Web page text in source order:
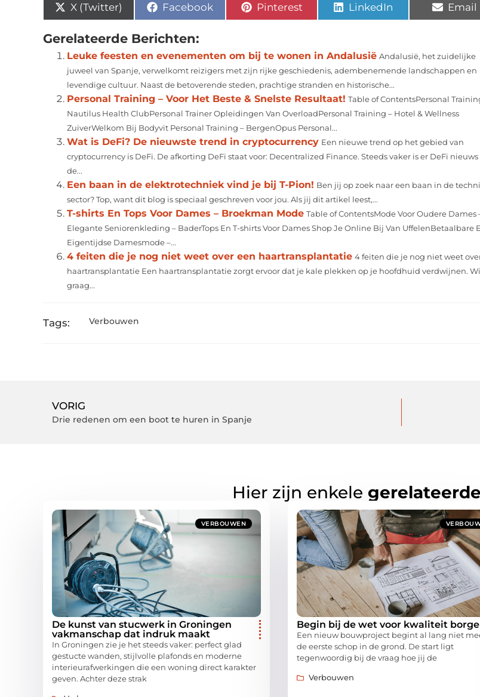
X (Twitter) Facebook Pinterest LinkedIn Email
Gerelateerde Berichten:
Leuke feesten en evenementen om bij te wonen in Andalusië Andalusië, het zuidelijke
juweel van Spanje, verwelkomt reizigers met zijn rijke geschiedenis, adembenemende landschappen en
levendige cultuur. Naast de betoverende steden, prachtige stranden en historische...
Personal Training – Voor Het Beste & Snelste Resultaat! Table of ContentsPersonal
Nautilus Health ClubPersonal Trainer Opleidingen Van OverloadPersonal Training – Hotel & Wellness
ZuiverWelkom Bij Bodyvit Personal Training – BergenOpus Personal...
Wat is DeFi? De nieuwste trend in cryptocurrency Een nieuwe trend op het gebied van
cryptocurrency is DeFi. De afkorting DeFi staat voor: Decentralized Finance. Steeds vaker is er DeFi nieuws
de...
Een baan in de elektrotechniek vind je bij T-Pion! Ben jij op zoek naar een baan in de
sector? Top, want dit blog is speciaal geschreven voor jou. Als jij dit artikel leest,...
T-shirts En Tops Voor Dames – Broekman Mode Table of ContentsMode Voor Oudere Dames
Elegante Seniorenkleding – BaderTops En T-shirts Voor Dames Shop Je Online Bij Van UffelenBetaalbare
Eigentijdse Damesmode –...
4 feiten die je nog niet weet over een haartransplantatie 4 feiten die je nog niet weet
haartransplantatie Een haartransplantatie zorgt ervoor dat je kale plekken op je hoofdhuid verdwijnen.
graag...
Tags: Verbouwen
VORIG
Drie redenen om een boot te huren in Spanje
Hier zijn enkele
VERBOUWEN
De kunst van stucwerk in Groningen
vakmanschap dat indruk maakt
In Groningen zie je het steeds vaker: perfect glad
gestucte wanden, stijlvolle plafonds en moderne
interieurafwerkingen die een woning direct karakter
geven. Achter deze strak
Begin bij de wet voor kwaliteit
Een nieuw bouwproject begint al lang niet
de eerste schop in de grond. De start ligt
tegenwoordig bij de vraag hoe jij de
Verbouwen